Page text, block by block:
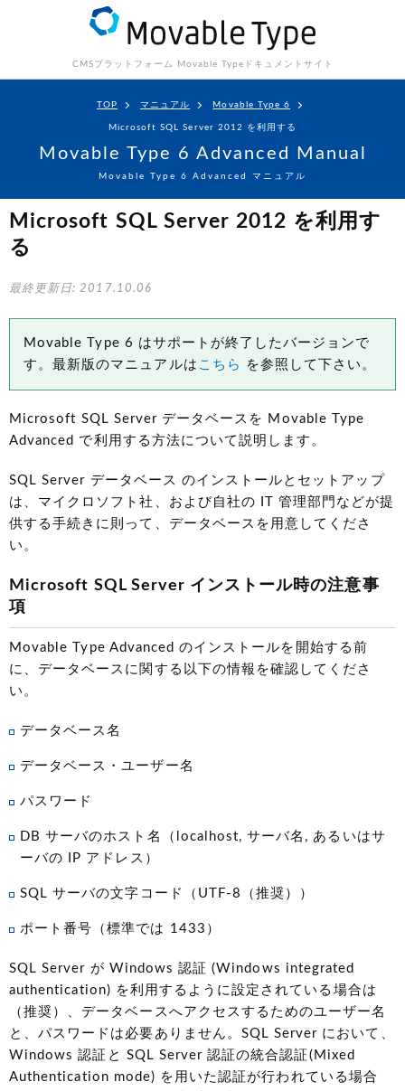
CMSプラットフォーム Movable Type ドキュメントサイト
TOP マニュアル Movable Type 6
Microsoft SQL Server 2012 を利用する
Movable Type 6 Advanced Manual
Movable Type 6 Advanced マニュアル
Microsoft SQL Server 2012 を利用す
る
最終更新日: 2017.10.06
Movable Type 6 はサポートが終了したバージョンで
す。最新版のマニュアルは こちら を参照して下さい。
Microsoft SQL Server データベースを Movable Type
Advanced で利用する方法について説明します。
SQL Server データベース のインストールとセットアップ
は、マイクロソフト社、および自社の IT 管理部門などが提
供する手続きに則って、データベースを用意してくださ
い。
Microsoft SQL Server インストール時の注意事
項
Movable Type Advanced のインストールを開始する前
に、データベースに関する以下の情報を確認してくださ
い。
データベース名
データベース・ユーザー名
パスワード
DB サーバのホスト名（localhost, サーバ名, あるいはサ
ーバの IP アドレス）
SQL サーバの文字コード（UTF-8（推奨））
ポート番号（標準では 1433）
SQL Server が Windows 認証 (Windows integrated
authentication) を利用するように設定されている場合は
（推奨）、データベースへアクセスするためのユーザー名
と、パスワードは必要ありません。SQL Server において、
Windows 認証と SQL Server 認証の統合認証(Mixed
Authentication mode) を用いた認証が行われている場合